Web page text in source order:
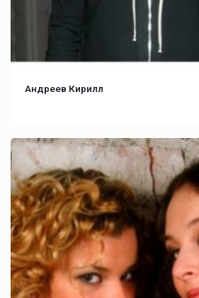
Андреев Кирилл